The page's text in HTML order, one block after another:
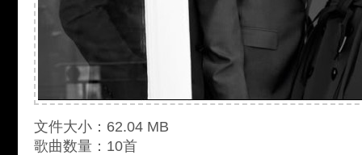
文件大小：62.04 MB
歌曲数量：10首